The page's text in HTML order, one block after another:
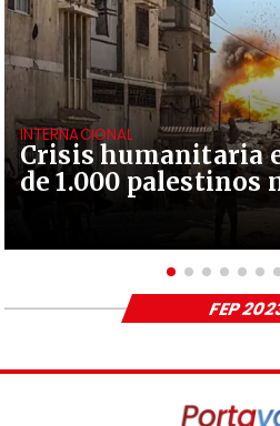
Crisis humanitaria
de 1.000 palestinos
INTERNACIONAL
FEP